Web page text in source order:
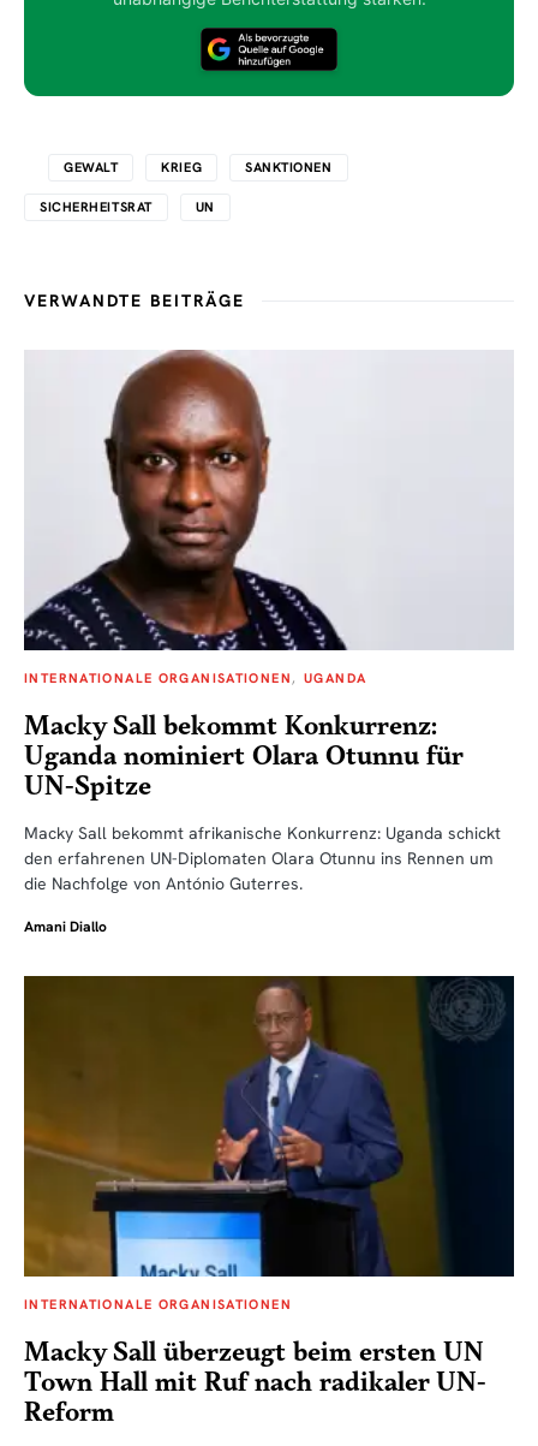
GEWALT KRIEG SANKTIONEN
SICHERHEITSRAT UN
VERWANDTE BEITRÄGE
INTERNATIONALE ORGANISATIONEN UGANDA
Macky Sall bekommt Konkurrenz:
Uganda nominiert Olara Otunnu für
UN-Spitze
Macky Sall bekommt afrikanische Konkurrenz: Uganda schickt
den erfahrenen UN-Diplomaten Olara Otunnu ins Rennen um
die Nachfolge von António Guterres.
Amani Diallo
INTERNATIONALE ORGANISATIONEN
Macky Sall überzeugt beim ersten UN
Town Hall mit Ruf nach radikaler UN-
Reform